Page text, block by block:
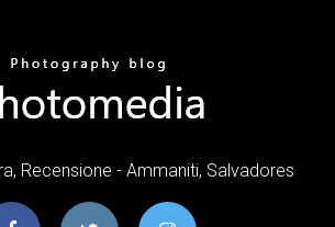
Recensione - Ammaniti, Salvadores